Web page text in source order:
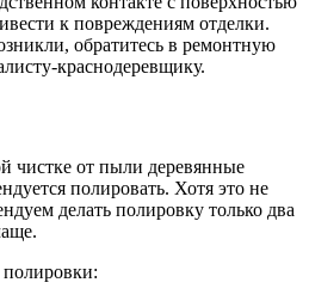
к повреждениям отделки.
обратитесь в ремонтную
краснодеревщику.
чистке от пыли деревянные
полировать. Хотя это не
делать полировку только два
полировки: